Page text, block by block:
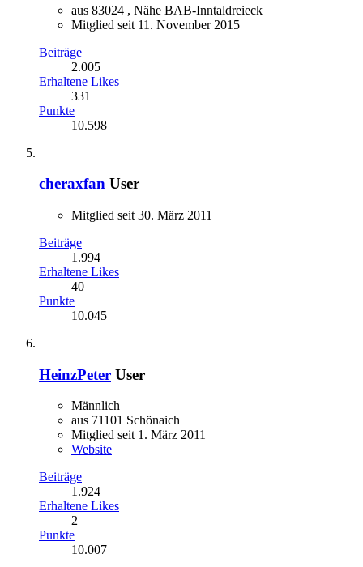
aus 83024 , Nähe BAB-Inntaldreieck
Mitglied seit 11. November 2015
Beiträge
2.005
Erhaltene Likes
331
Punkte
10.598
cheraxfan User
Mitglied seit 30. März 2011
Beiträge
1.994
Erhaltene Likes
40
Punkte
10.045
HeinzPeter User
Männlich
aus 71101 Schönaich
Mitglied seit 1. März 2011
Website
Beiträge
1.924
Erhaltene Likes
2
Punkte
10.007